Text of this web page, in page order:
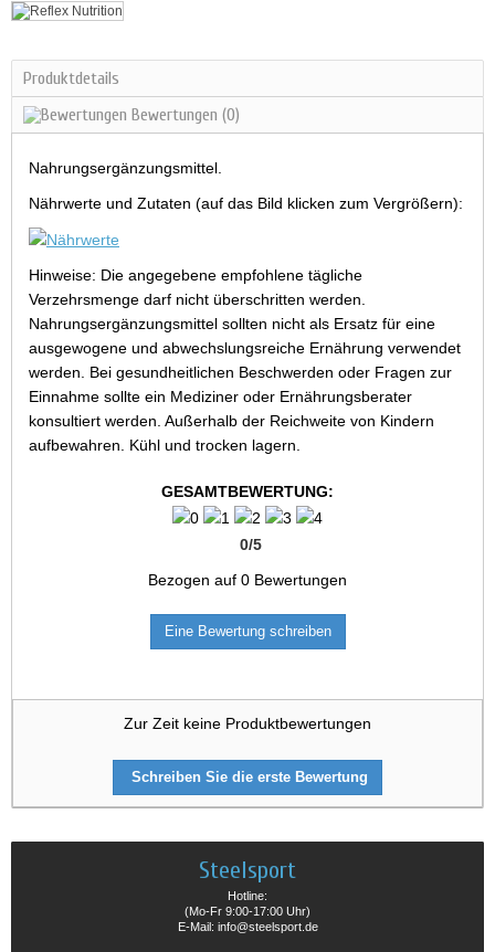
Produktdetails
Bewertungen (0)
Nahrungsergänzungsmittel.
Nährwerte und Zutaten (auf das Bild klicken zum Vergrößern):
Hinweise: Die angegebene empfohlene tägliche
Verzehrsmenge darf nicht überschritten werden.
Nahrungsergänzungsmittel sollten nicht als Ersatz für eine
ausgewogene und abwechslungsreiche Ernährung verwendet
werden. Bei gesundheitlichen Beschwerden oder Fragen zur
Einnahme sollte ein Mediziner oder Ernährungsberater
konsultiert werden. Außerhalb der Reichweite von Kindern
aufbewahren. Kühl und trocken lagern.
GESAMTBEWERTUNG:
0/5
Bezogen auf 0 Bewertungen
Eine Bewertung schreiben
Zur Zeit keine Produktbewertungen
Schreiben Sie die erste Bewertung
Steelsport
Hotline:
(Mo-Fr 9:00-17:00 Uhr)
E-Mail: info@steelsport.de